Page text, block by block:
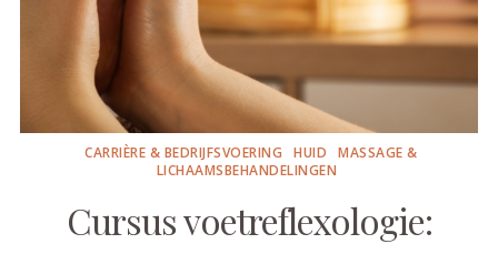
CARRIÈRE & BEDRIJFSVOERING HUID
MASSAGE &
LICHAAMSBEHANDELINGEN
Cursus voetreflexologie: